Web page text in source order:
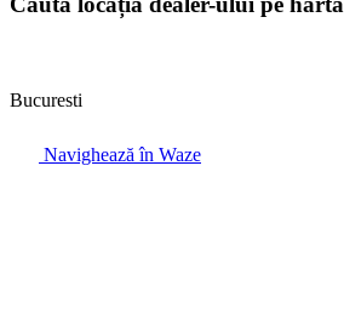
Bucuresti
Navighează în Waze